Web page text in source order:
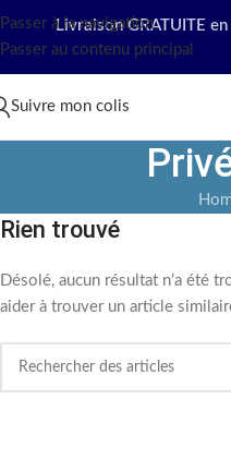
Passer à la navigation
Passer au contenu principal
Livraison GRATUITE
Suivre mon colis
Rien trouvé
Désolé, aucun résultat n’a été
aider à trouver un article